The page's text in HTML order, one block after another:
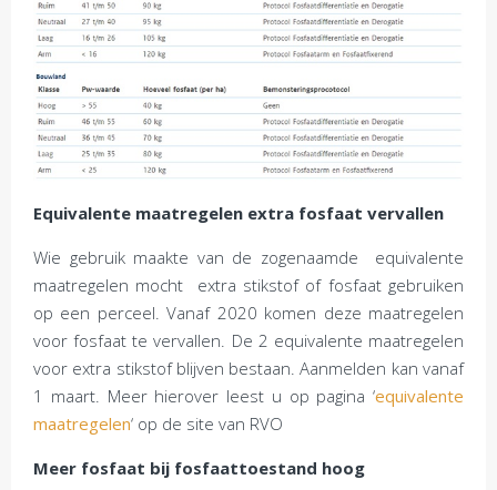
Equivalente maatregelen extra fosfaat vervallen
Wie gebruik maakte van de zogenaamde equivalente
maatregelen mocht extra stikstof of fosfaat gebruiken
op een perceel. Vanaf 2020 komen deze maatregelen
voor fosfaat te vervallen. De 2 equivalente maatregelen
voor extra stikstof blijven bestaan. Aanmelden kan vanaf
1 maart. Meer hierover leest u op pagina ‘equivalente
maatregelen‘ op de site van RVO
Meer fosfaat bij fosfaattoestand hoog